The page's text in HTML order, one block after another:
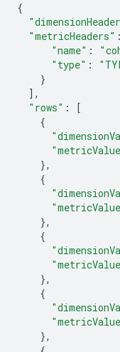
{
"metricHeaders" :
"name" :
"type" :
}
],
"rows" :
[
{
},
{
},
{
},
{
},